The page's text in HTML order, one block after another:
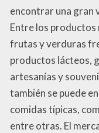
encontrar una gran
Entre los productos
frutas y verduras
productos lácteos,
artesanías y
también se puede
comidas típicas,
entre otras. El